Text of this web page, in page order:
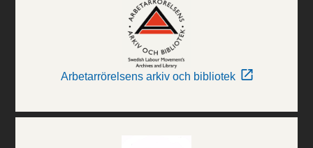
Arbetarrörelsens arkiv och bibliotek